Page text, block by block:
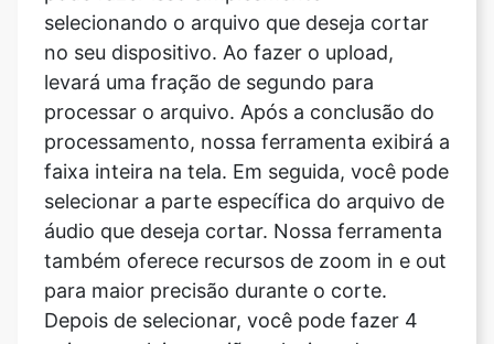
processar o arquivo. Após a conclusão do
processamento, nossa ferramenta exibirá a
faixa inteira na tela. Em seguida, você pode
selecionar a parte específica do arquivo de
áudio que deseja cortar. Nossa ferramenta
também oferece recursos de zoom in e out
para maior precisão durante o corte.
Depois de selecionar, você pode fazer 4
coisas: excluir a região selecionada,
esvaziar a área selecionada, manter
somente a região selecionada e reverter o